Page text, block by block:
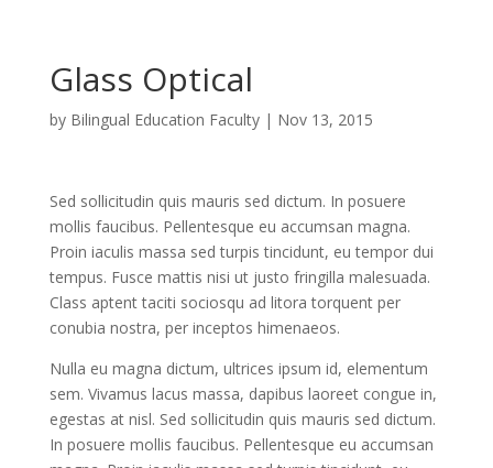
Glass Optical
by Bilingual Education Faculty| Nov 13, 2015
Sed sollicitudin quis mauris sed dictum. In posuere
mollis faucibus. Pellentesque eu accumsan magna.
Proin iaculis massa sed turpis tincidunt, eu tempor dui
tempus. Fusce mattis nisi ut justo fringilla malesuada.
Class aptent taciti sociosqu ad litora torquent per
conubia nostra, per inceptos himenaeos.
Nulla eu magna dictum, ultrices ipsum id, elementum
sem. Vivamus lacus massa, dapibus laoreet congue in,
egestas at nisl. Sed sollicitudin quis mauris sed dictum.
In posuere mollis faucibus. Pellentesque eu accumsan